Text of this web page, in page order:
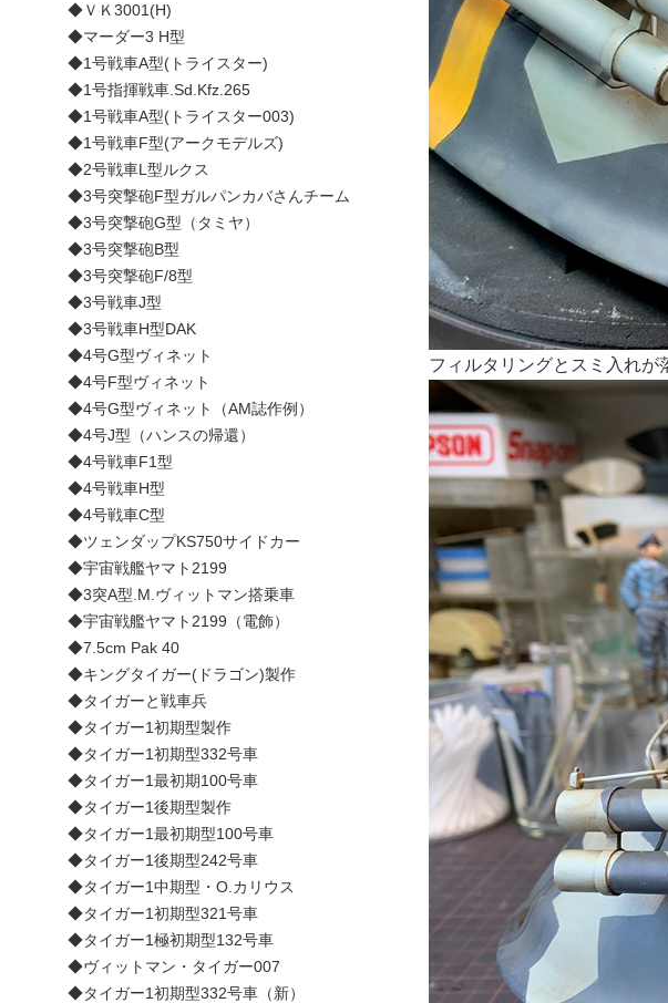
フィルタリングとスミ入れが
◆ＶＫ3001(H)
◆マーダー3 H型
◆1号戦車A型(トライスター)
◆1号指揮戦車.Sd.Kfz.265
◆1号戦車A型(トライスター003)
◆1号戦車F型(アークモデルズ)
◆2号戦車L型ルクス
◆3号突撃砲F型ガルパンカバさんチーム
◆3号突撃砲G型（タミヤ）
◆3号突撃砲B型
◆3号突撃砲F/8型
◆3号戦車J型
◆3号戦車H型DAK
◆4号G型ヴィネット
◆4号F型ヴィネット
◆4号G型ヴィネット（AM誌作例）
◆4号J型（ハンスの帰還）
◆4号戦車F1型
◆4号戦車H型
◆4号戦車C型
◆ツェンダップKS750サイドカー
◆宇宙戦艦ヤマト2199
◆3突A型.M.ヴィットマン搭乗車
◆宇宙戦艦ヤマト2199（電飾）
◆7.5cm Pak 40
◆キングタイガー(ドラゴン)製作
◆タイガーと戦車兵
◆タイガー1初期型製作
◆タイガー1初期型332号車
◆タイガー1最初期100号車
◆タイガー1後期型製作
◆タイガー1最初期型100号車
◆タイガー1後期型242号車
◆タイガー1中期型・O.カリウス
◆タイガー1初期型321号車
◆タイガー1極初期型132号車
◆ヴィットマン・タイガー007
◆タイガー1初期型332号車（新）